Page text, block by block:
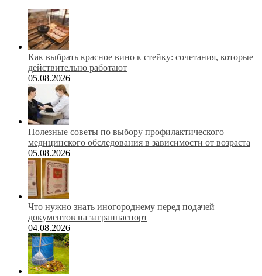
Как выбрать красное вино к стейку: сочетания, которые
действительно работают
05.08.2026
Полезные советы по выбору профилактического
медицинского обследования в зависимости от возраста
05.08.2026
Что нужно знать иногороднему перед подачей
документов на загранпаспорт
04.08.2026